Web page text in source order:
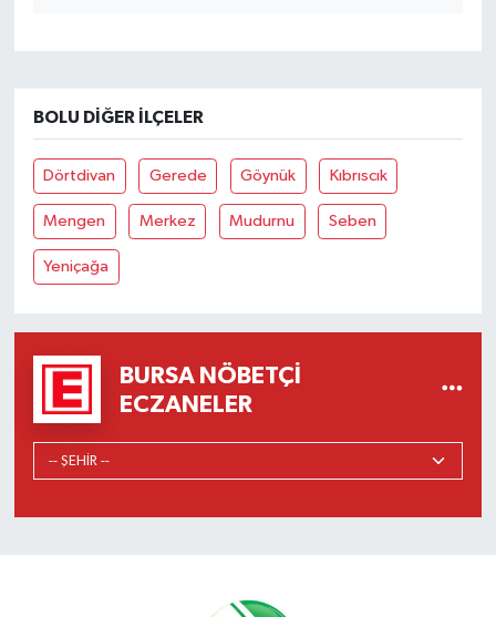
BOLU DIĞER İLÇELER
Dörtdivan Gerede Göynük Kıbrıscık
Mengen Merkez Mudurnu Seben
Yeniçağa
BURSA NÖBETÇI
ECZANELER